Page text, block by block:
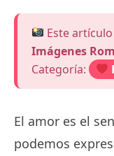
Este
Imágenes
Categoría:
El amor es el
podemos